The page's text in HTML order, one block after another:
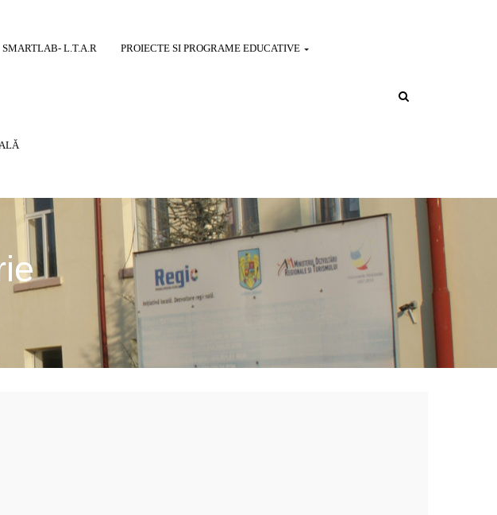
SMARTLAB- L.T.A.R PROIECTE SI PROGRAME EDUCATIVE